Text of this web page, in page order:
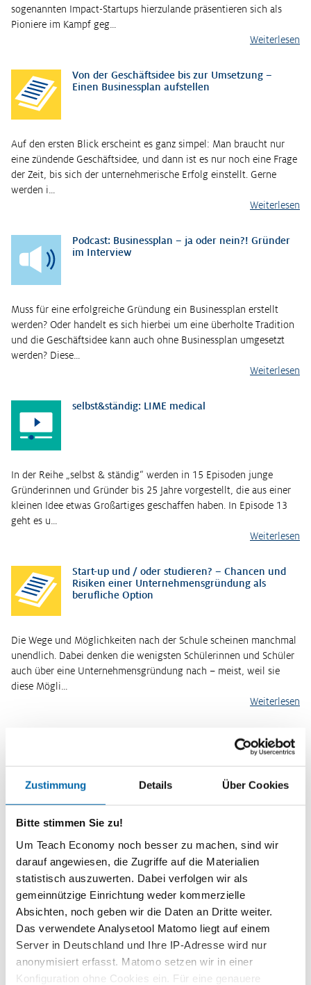
Zustimmung Details Über Cookies
Bitte stimmen Sie zu!
Um Teach Economy noch besser zu machen, sind wir
darauf angewiesen, die Zugriffe auf die Materialien
statistisch auszuwerten. Dabei verfolgen wir als
gemeinnützige Einrichtung weder kommerzielle
Absichten, noch geben wir die Daten an Dritte weiter.
Das verwendete Analysetool Matomo liegt auf einem
Server in Deutschland und Ihre IP-Adresse wird nur
anonymisiert erfasst. Matomo setzen wir in einer
Konfiguration ohne Cookies ein. Für eine genauere
sogenannten Impact-Startups hierzulande präsentieren sich als
Pioniere im Kampf geg…
Weiterlesen
Von der Geschäftsidee bis zur Umsetzung –
Einen Businessplan aufstellen
Auf den ersten Blick erscheint es ganz simpel: Man braucht nur
eine zündende Geschäftsidee, und dann ist es nur noch eine Frage
der Zeit, bis sich der unternehmerische Erfolg einstellt. Gerne
werden i…
Weiterlesen
Podcast: Businessplan – ja oder nein?! Gründer
im Interview
Muss für eine erfolgreiche Gründung ein Businessplan erstellt
werden? Oder handelt es sich hierbei um eine überholte Tradition
und die Geschäftsidee kann auch ohne Businessplan umgesetzt
werden? Diese…
Weiterlesen
selbst&ständig: LIME medical
In der Reihe „selbst & ständig“ werden in 15 Episoden junge
Gründerinnen und Gründer bis 25 Jahre vorgestellt, die aus einer
kleinen Idee etwas Großartiges geschaffen haben. In Episode 13
geht es u…
Weiterlesen
Start-up und / oder studieren? – Chancen und
Risiken einer Unternehmensgründung als
berufliche Option
Die Wege und Möglichkeiten nach der Schule scheinen manchmal
unendlich. Dabei denken die wenigsten Schülerinnen und Schüler
auch über eine Unternehmensgründung nach – meist, weil sie
diese Mögli…
Weiterlesen
Influencer-Marketing – Das Ende der
Kaufentscheidungen von Jugendlichen und jungen Erwachsenen
werden durch soziale Netzwerke wie Instagram, durch YouTuber
wesentliche Ro…
Weiterlesen
Videopodcast: Werbung durch Influencer
Jung und hip – das ist das Bild, das die meisten Influencerinnen